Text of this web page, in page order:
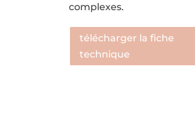
complexes.
télécharger la fiche
technique